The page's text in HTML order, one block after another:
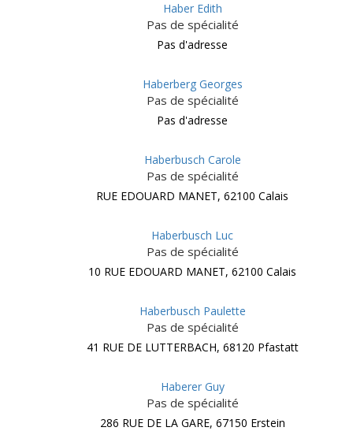
Haber Edith
Pas de spécialité
Pas d'adresse
Haberberg Georges
Pas de spécialité
Pas d'adresse
Haberbusch Carole
Pas de spécialité
RUE EDOUARD MANET, 62100 Calais
Haberbusch Luc
Pas de spécialité
10 RUE EDOUARD MANET, 62100 Calais
Haberbusch Paulette
Pas de spécialité
41 RUE DE LUTTERBACH, 68120 Pfastatt
Haberer Guy
Pas de spécialité
286 RUE DE LA GARE, 67150 Erstein